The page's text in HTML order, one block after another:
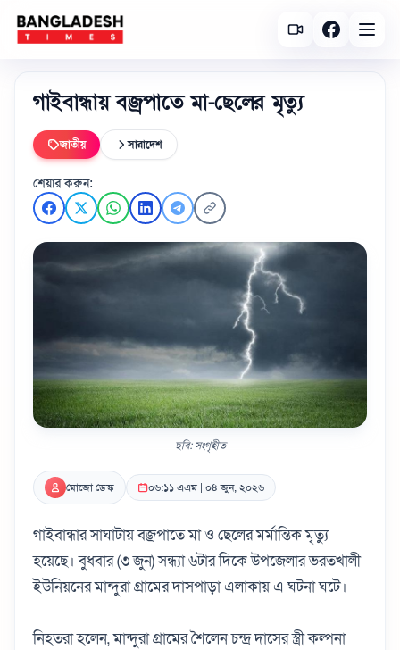
গাইবান্ধায় বজ্রপাতে মা-ছেলের মৃত্যু
জাতীয় সারাদেশ
শেয়ার করুন:
ছবি: সংগৃহীত
মোজো ডেস্ক ০৬:১১ এএম | ০৪ জুন, ২০২৬
গাইবান্ধার সাঘাটায় বজ্রপাতে মা ও ছেলের মর্মান্তিক মৃত্যু
হয়েছে। ‎বুধবার (৩ জুন) সন্ধ্যা ৬টার দিকে উপজেলার ভরতখালী
ইউনিয়নের মান্দুরা গ্রামের দাসপাড়া এলাকায় এ ঘটনা ঘটে।
‎নিহতরা হলেন, মান্দুরা গ্রামের শৈলেন চন্দ্র দাসের স্ত্রী কল্পনা